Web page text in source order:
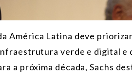
América Latina deve
verde e digital e
a próxima década, Sachs